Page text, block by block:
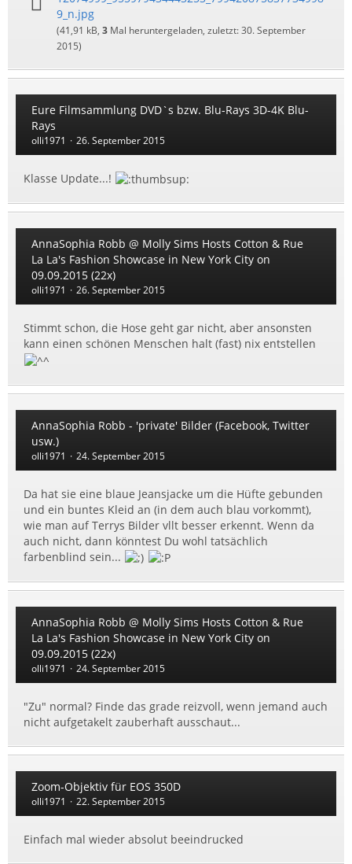
9_n.jpg
(41,91 kB, 3 Mal heruntergeladen, zuletzt:30. September
2015)
Eure Filmsammlung DVD`s bzw. Blu-Rays 3D-4K Blu-
Rays
olli1971 26. September 2015
Klasse Update...!
AnnaSophia Robb @ Molly Sims Hosts Cotton & Rue
La La's Fashion Showcase in New York City on
09.09.2015 (22x)
olli1971 26. September 2015
Stimmt schon, die Hose geht gar nicht, aber ansonsten
kann einen schönen Menschen halt (fast) nix entstellen
AnnaSophia Robb - 'private' Bilder (Facebook, Twitter
usw.)
olli1971 24. September 2015
Da hat sie eine blaue Jeansjacke um die Hüfte gebunden
und ein buntes Kleid an (in dem auch blau vorkommt),
wie man auf Terrys Bilder vllt besser erkennt. Wenn da
auch nicht, dann könntest Du wohl tatsächlich
farbenblind sein...
AnnaSophia Robb @ Molly Sims Hosts Cotton & Rue
La La's Fashion Showcase in New York City on
09.09.2015 (22x)
olli1971 24. September 2015
"Zu" normal? Finde das grade reizvoll, wenn jemand auch
nicht aufgetakelt zauberhaft ausschaut...
Zoom-Objektiv für EOS 350D
olli1971 22. September 2015
Einfach mal wieder absolut beeindrucked